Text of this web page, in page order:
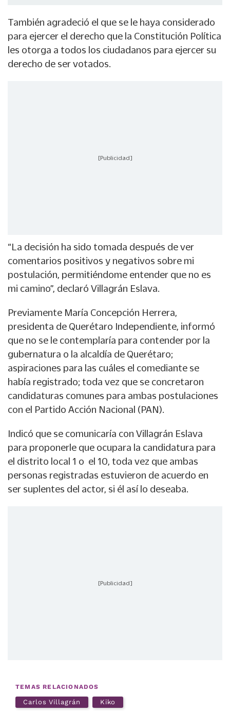
También agradeció el que se le haya considerado
para ejercer el derecho que la Constitución Política
les otorga a todos los ciudadanos para ejercer su
derecho de ser votados.
[Publicidad]
“La decisión ha sido tomada después de ver
comentarios positivos y negativos sobre mi
postulación, permitiéndome entender que no es
mi camino”, declaró Villagrán Eslava.
Previamente María Concepción Herrera,
presidenta de Querétaro Independiente, informó
que no se le contemplaría para contender por la
gubernatura o la alcaldía de Querétaro;
aspiraciones para las cuáles el comediante se
había registrado; toda vez que se concretaron
candidaturas comunes para ambas postulaciones
con el Partido Acción Nacional (PAN).
Indicó que se comunicaría con Villagrán Eslava
para proponerle que ocupara la candidatura para
el distrito local 1 o el 10, toda vez que ambas
personas registradas estuvieron de acuerdo en
ser suplentes del actor, si él así lo deseaba.
[Publicidad]
TEMAS RELACIONADOS
Carlos Villagrán Kiko